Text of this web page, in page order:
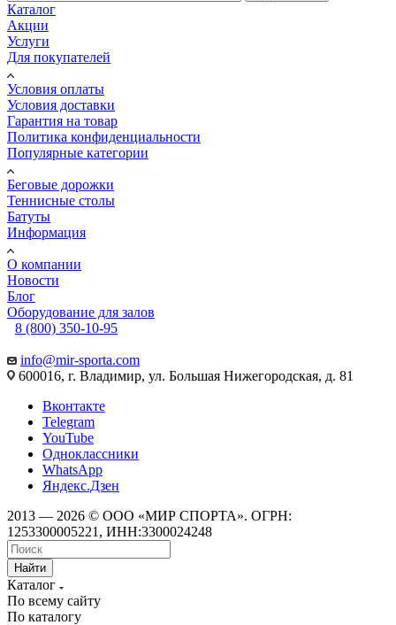
Каталог
Акции
Услуги
Для покупателей
Условия оплаты
Условия доставки
Гарантия на товар
Политика конфиденциальности
Популярные категории
Беговые дорожки
Теннисные столы
Батуты
Информация
О компании
Новости
Блог
Оборудование для залов
8 (800) 350-10-95
info@mir-sporta.com
600016, г. Владимир, ул. Большая Нижегородская, д. 81
Вконтакте
Telegram
YouTube
Одноклассники
WhatsApp
Яндекс.Дзен
2013 — 2026 © ООО «МИР СПОРТА». ОГРН:
1253300005221, ИНН:3300024248
Найти
Каталог
По всему сайту
По каталогу